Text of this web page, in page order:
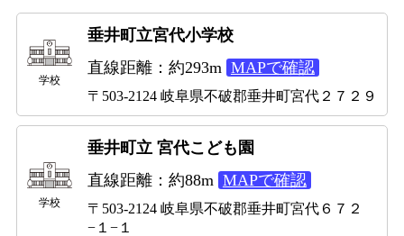
学校
垂井町立宮代小学校
直線距離：約293m MAPで確認
〒503-2124 岐阜県不破郡垂井町宮代２７２９
学校
垂井町立 宮代こども園
直線距離：約88m MAPで確認
〒503-2124 岐阜県不破郡垂井町宮代６７２
−１−１